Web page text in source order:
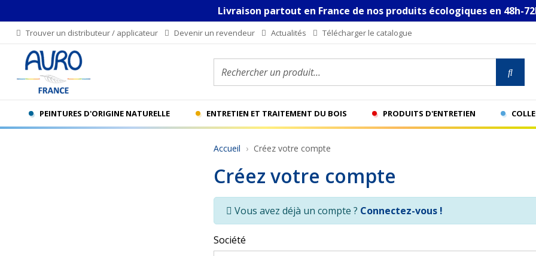
Livraison partout en France de nos produits écologiques en 48h-
Trouver un distributeur / applicateur Devenir un revendeur Actualités Télécharger le catalogue
Rechercher un produit...
PEINTURES D'ORIGINE NATURELLE ENTRETIEN ET TRAITEMENT DU BOIS PRODUITS D'ENTRETIEN
Accueil Créez votre compte
Créez votre compte
Vous avez déjà un compte ? Connectez-vous !
Société